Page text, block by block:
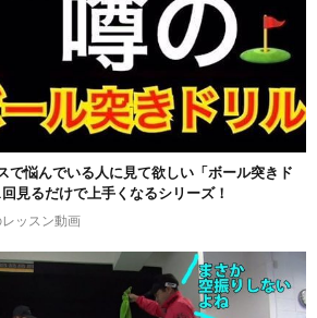
で悩んでいる人に見て欲しい「ボール突きド
見るだけで上手くなるシリーズ！
レッスン動画